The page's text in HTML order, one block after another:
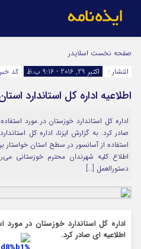
اینستاگرام
سروش
آپارات
رمز عبور
مرا به خاطر بسپار
صفحه نخست اسلایدر
انتشار :
اکتبر 29, 2016 - 9:16 ب.ظ کد
اطلاعیه اداره کل استاندارد
اداره کل استاندارد خوزستان در مورد
صادر کرد. به گزارش ایزنا، اداره کل
استفاده از آسانسور در سطح استان
دستورالعمل […]
اداره کل استاندارد خوزستان در
اطلاعیه ای صادر کرد.